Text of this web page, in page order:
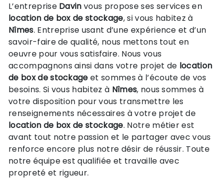
L’entreprise Davin vous propose ses services en
location de box de stockage, si vous habitez à
Nîmes. Entreprise usant d’une expérience et d’un
savoir-faire de qualité, nous mettons tout en
oeuvre pour vous satisfaire. Nous vous
accompagnons ainsi dans votre projet de location
de box de stockage et sommes à l’écoute de vos
besoins. Si vous habitez à Nîmes, nous sommes à
votre disposition pour vous transmettre les
renseignements nécessaires à votre projet de
location de box de stockage. Notre métier est
avant tout notre passion et le partager avec vous
renforce encore plus notre désir de réussir. Toute
notre équipe est qualifiée et travaille avec
propreté et rigueur.